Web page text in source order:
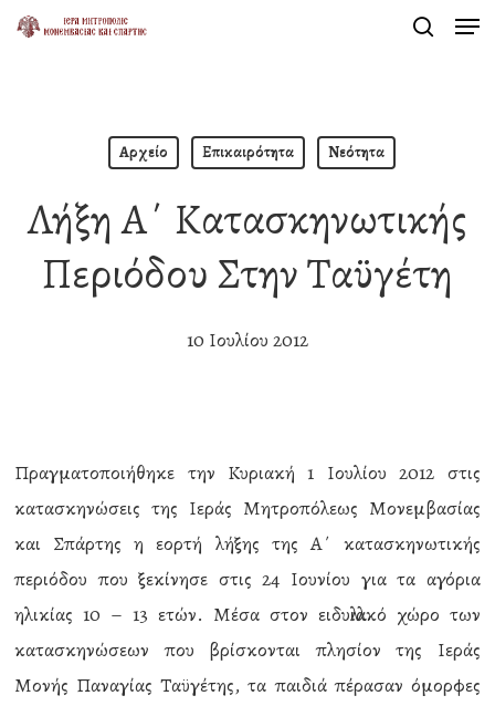
Skip
Αρχείο Επικαιρότητα Νεότητα
Λήξη Α΄ Κατασκηνωτικής
Περιόδου Στην Ταϋγέτη
10 Ιουλίου 2012
Πραγματοποιήθηκε την Κυριακή 1 Ιουλίου 2012 στις
κατασκηνώσεις της Ιεράς Μητροπόλεως Μονεμβασίας
και Σπάρτης η εορτή λήξης της Α΄ κατασκηνωτικής
περιόδου που ξεκίνησε στις 24 Ιουνίου για τα αγόρια
ηλικίας 10 – 13 ετών. Μέσα στον ειδυλλιακό χώρο των
κατασκηνώσεων που βρίσκονται πλησίον της Ιεράς
Μονής Παναγίας Ταϋγέτης, τα παιδιά πέρασαν όμορφες